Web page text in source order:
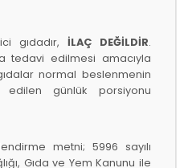
gıdadır, İLAÇ DEĞİLDİR.
tedavi edilmesi amacıyla
normal beslenmenin
günlük porsiyonu
metni; 5996 sayılı
Gıda ve Yem Kanunu ile